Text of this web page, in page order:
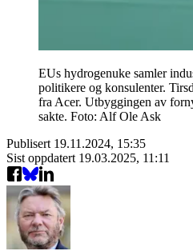
EUs hydrogenuke samler
politikere og konsulenter.
fra Acer. Utbyggingen av
sakte. Foto: Alf Ole Ask
Publisert 19.11.2024, 15:35
Sist oppdatert 19.03.2025, 11:11